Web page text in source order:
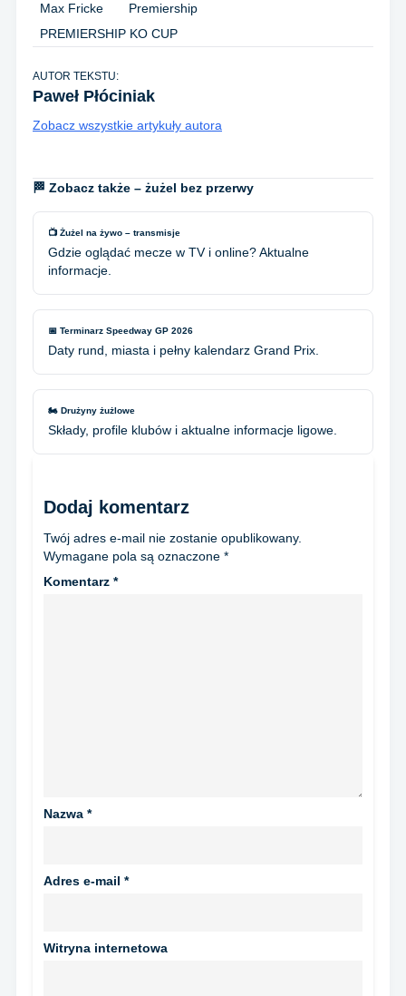
Max Fricke
Premiership
PREMIERSHIP KO CUP
AUTOR TEKSTU:
Paweł Płóciniak
Zobacz wszystkie artykuły autora
🏁 Zobacz także – żużel bez przerwy
📺 Żużel na żywo – transmisje
Gdzie oglądać mecze w TV i online? Aktualne
informacje.
📅 Terminarz Speedway GP 2026
Daty rund, miasta i pełny kalendarz Grand Prix.
🏍️ Drużyny żużlowe
Składy, profile klubów i aktualne informacje ligowe.
Dodaj komentarz
Twój adres e-mail nie zostanie opublikowany.
Wymagane pola są oznaczone *
Komentarz *
Nazwa *
Adres e-mail *
Witryna internetowa